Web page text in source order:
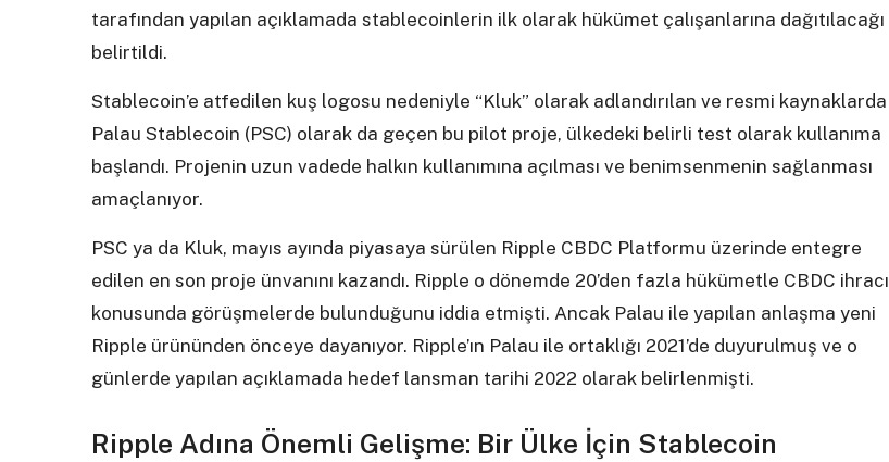
tarafından yapılan açıklamada stablecoinlerin ilk olarak hükümet çalışanlarına dağıtılacağı
belirtildi.
Stablecoin’e atfedilen kuş logosu nedeniyle “Kluk” olarak adlandırılan ve resmi kaynaklarda
Palau Stablecoin (PSC) olarak da geçen bu pilot proje, ülkedeki belirli test olarak kullanıma
başlandı. Projenin uzun vadede halkın kullanımına açılması ve benimsenmenin sağlanması
amaçlanıyor.
PSC ya da Kluk, mayıs ayında piyasaya sürülen Ripple CBDC Platformu üzerinde entegre
edilen en son proje ünvanını kazandı. Ripple o dönemde 20’den fazla hükümetle CBDC ihracı
konusunda görüşmelerde bulunduğunu iddia etmişti. Ancak Palau ile yapılan anlaşma yeni
Ripple ürününden önceye dayanıyor. Ripple’ın Palau ile ortaklığı 2021’de duyurulmuş ve o
günlerde yapılan açıklamada hedef lansman tarihi 2022 olarak belirlenmişti.
Ripple Adına Önemli Gelişme: Bir Ülke İçin Stablecoin